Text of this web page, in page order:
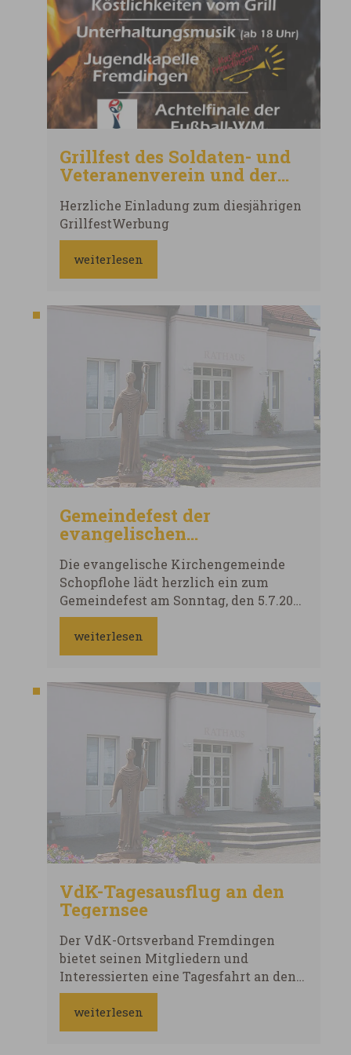
Grillfest des Soldaten- und
Veteranenverein und der
Fremdingen
Herzliche Einladung zum diesjährigen
GrillfestWerbung
weiterlesen
Gemeindefest der
evangelischen
Schopflohe
Die evangelische Kirchengemeinde
Schopflohe lädt herzlich ein zum
Gemeindefest am Sonntag, den 5.7.2026
260705_Einladung Gemeindefest.pdf
weiterlesen
VdK-Tagesausflug an den
Tegernsee
Der VdK-Ortsverband Fremdingen
bietet seinen Mitgliedern und
Interessierten eine Tagesfahrt an den
Tegernsee an: Reisetermin: Samstag,
20. Juni 2026 Abfahrt: 7.30 Uhr
in Fremdingen (Rathaus)
weiterlesen